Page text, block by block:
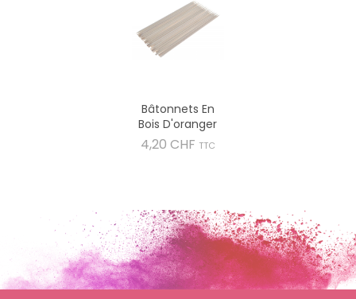
Bâtonnets En
Bois D'oranger
4,20 CHF Prix
TTC